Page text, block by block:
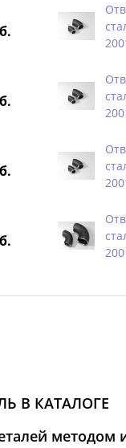
В КАТАЛОГЕ
методом